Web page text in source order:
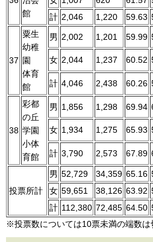
館
計 2,046 1,220 59.63
37
粟生
幼稚
園
体育
館
男 2,002 1,201 59.99
女 2,044 1,237 60.52
計 4,046 2,438 60.26
38
彩都
の丘
学園
小体
育館
男 1,856 1,298 69.94
女 1,934 1,275 65.93
計 3,790 2,573 67.89
投票所計
男 52,729 34,359 65.16
女 59,651 38,126 63.92
計 112,380 72,485 64.50
※投票数については10票未満の端数は